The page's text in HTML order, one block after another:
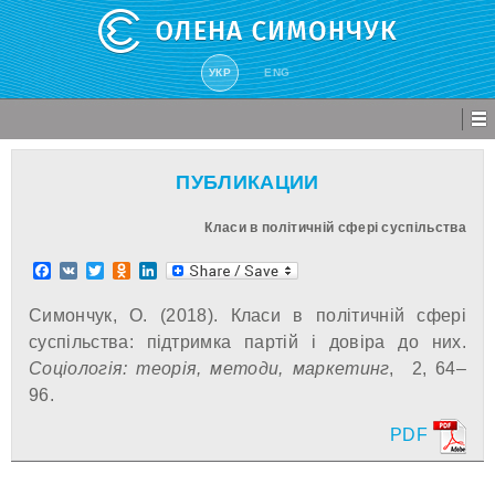
УКР ENG
ПУБЛИКАЦИИ
Класи в політичній сфері суспільства
Facebook
VK TwitterOdnoklassniki
LinkedIn
Симончук, О. (2018). Класи в політичній сфері
суспільства: підтримка партій і довіра до них.
Соціологія: теорія, методи, маркетинг, 2, 64–
96.
PDF